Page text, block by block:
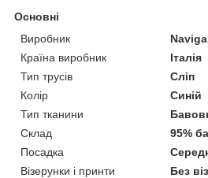
Основні
Виробник
Країна виробник
Італія
Тип трусів
Сліп
Колір
Синій
Тип тканини
Склад
95%
Посадка
Візерунки і принти
Без